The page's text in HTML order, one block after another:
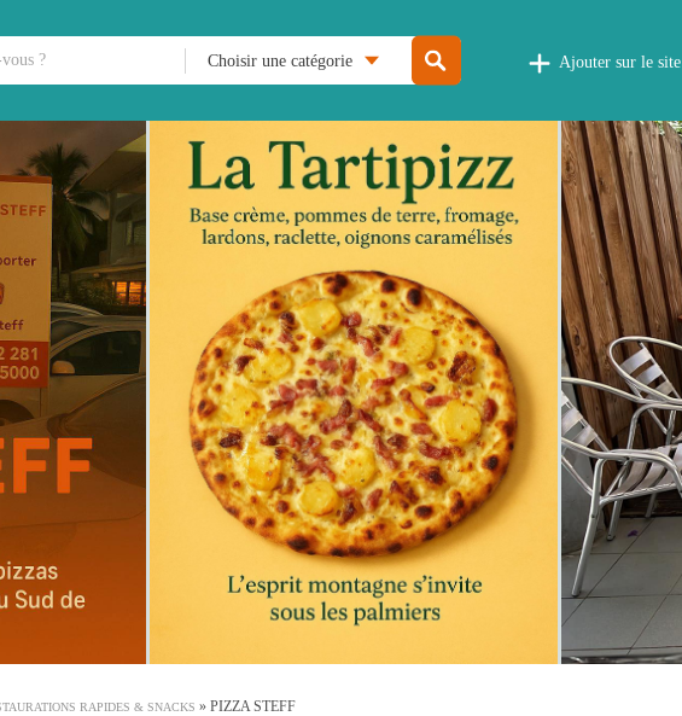
Choisir une catégorie Ajouter sur le site
RAPIDES & SNACKS » PIZZA STEFF